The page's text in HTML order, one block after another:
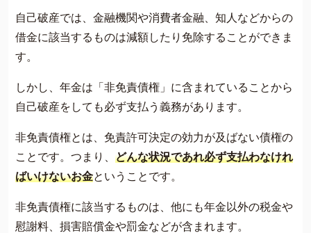
自己破産では、金融機関や消費者金融、知人などからの
借金に該当するものは減額したり免除することができま
す。
しかし、年金は「非免責債権」に含まれていることから
自己破産をしても必ず支払う義務があります。
非免責債権とは、免責許可決定の効力が及ばない債権の
ことです。つまり、 どんな状況であれ必ず支払わなけれ
ばいけないお金ということです。
非免責債権に該当するものは、他にも年金以外の税金や
慰謝料、損害賠償金や罰金などが含まれます。